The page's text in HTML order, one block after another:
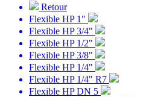
Retour
Flexible HP 1"
Flexible HP 3/4"
Flexible HP 1/2"
Flexible HP 3/8"
Flexible HP 1/4"
Flexible HP 1/4" R7
Flexible HP DN 5